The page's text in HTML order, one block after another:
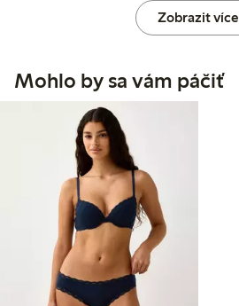
Zobrazit více
Mohlo by sa vám páčiť